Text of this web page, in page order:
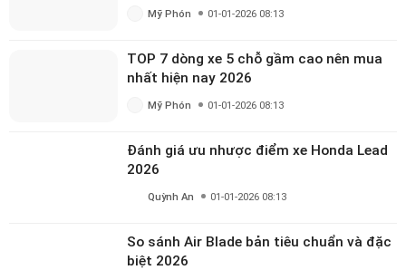
Mỹ Phón 01-01-2026 08:13
TOP 7 dòng xe 5 chỗ gầm cao nên mua
nhất hiện nay 2026
Mỹ Phón 01-01-2026 08:13
Đánh giá ưu nhược điểm xe Honda Lead
2026
Quỳnh An 01-01-2026 08:13
So sánh Air Blade bản tiêu chuẩn và đặc
biệt 2026